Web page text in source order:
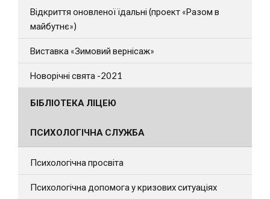
Відкриття оновленої їдальні (проект «Разом в
майбутнє»)
Виставка «Зимовий вернісаж»
Новорічні свята -2021
БІБЛІОТЕКА ЛІЦЕЮ
ПСИХОЛОГІЧНА СЛУЖБА
Психологічна просвіта
Психологічна допомога у кризових ситуаціях